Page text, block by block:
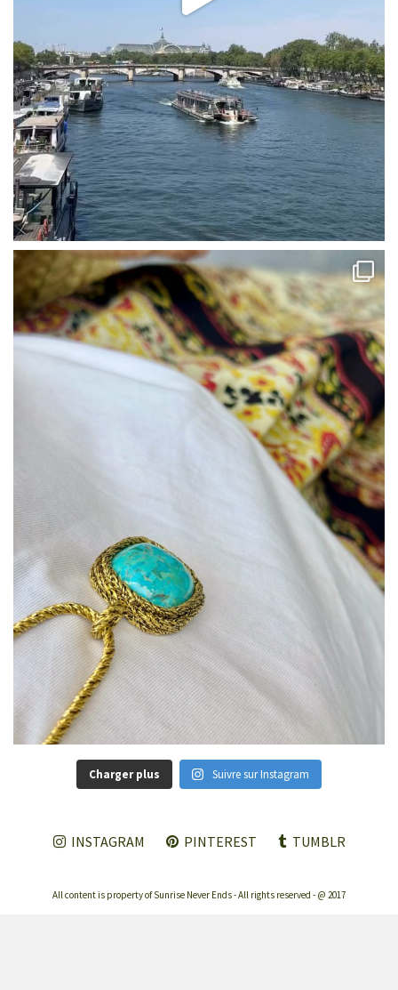
Charger plus Suivre sur Instagram
INSTAGRAM PINTEREST TUMBLR
All content is property of Sunrise Never Ends - All rights reserved - @ 2017